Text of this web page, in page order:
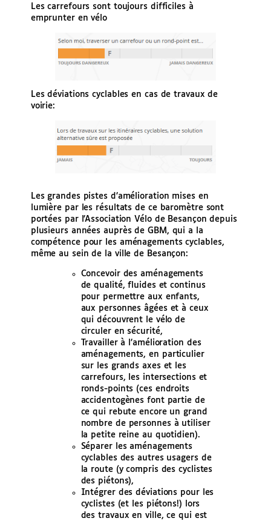
Les carrefours sont toujours difficiles à
emprunter en vélo
Les déviations cyclables en cas de travaux de
voirie:
Les grandes pistes d’amélioration mises en
lumière par les résultats de ce baromètre sont
portées par l’Association Vélo de Besançon depuis
plusieurs années auprès de GBM, qui a la
compétence pour les aménagements cyclables,
même au sein de la ville de Besançon:
Concevoir des aménagements
de qualité, fluides et continus
pour permettre aux enfants,
aux personnes âgées et à ceux
qui découvrent le vélo de
circuler en sécurité,
Travailler à l’amélioration des
aménagements, en particulier
sur les grands axes et les
carrefours, les intersections et
ronds-points (ces endroits
accidentogènes font partie de
ce qui rebute encore un grand
nombre de personnes à utiliser
la petite reine au quotidien).
Séparer les aménagements
cyclables des autres usagers de
la route (y compris des cyclistes
des piétons),
Intégrer des déviations pour les
cyclistes (et les piétons!) lors
des travaux en ville, ce qui est